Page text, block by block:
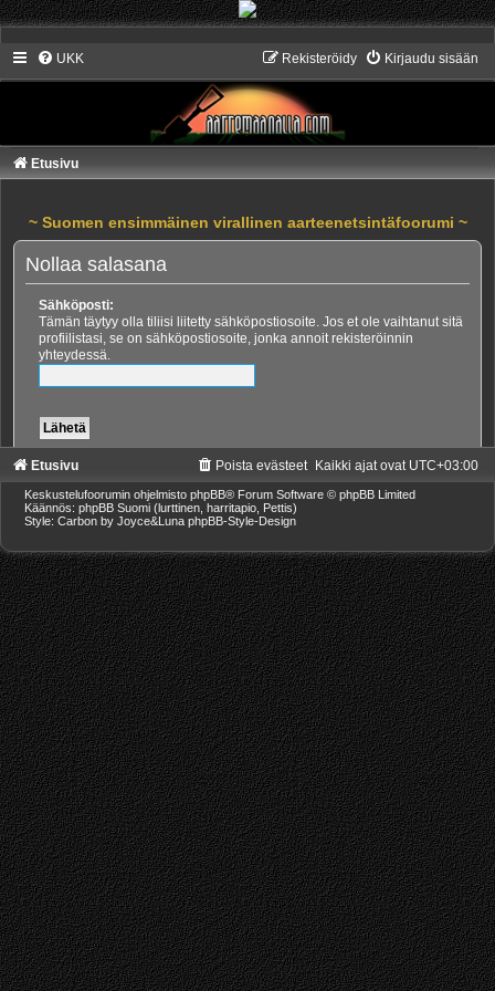
UKK Kirjaudu sisään
Rekisteröidy
Etusivu
~ Suomen ensimmäinen virallinen aarteenetsintäfoorumi ~
Nollaa salasana
Sähköposti:
Tämän täytyy olla tiliisi liitetty sähköpostiosoite. Jos et ole vaihtanut sitä
profiilistasi, se on sähköpostiosoite, jonka annoit rekisteröinnin
yhteydessä.
Etusivu Kaikki ajat ovat UTC+03:00
Poista evästeet
Keskustelufoorumin ohjelmisto phpBB® Forum Software © phpBB Limited
Käännös: phpBB Suomi (lurttinen, harritapio, Pettis)
Style: Carbon by Joyce&Luna phpBB-Style-Design